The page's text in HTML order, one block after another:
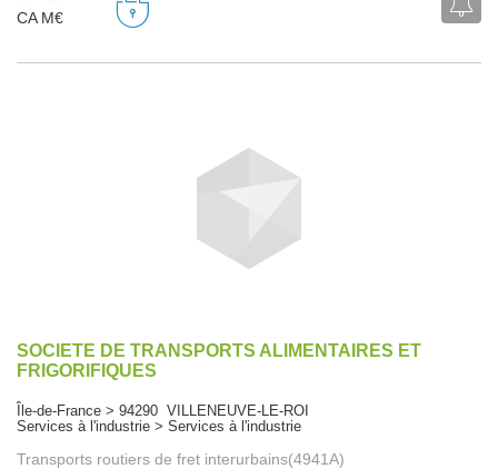
CA M€
SOCIETE DE TRANSPORTS ALIMENTAIRES ET
FRIGORIFIQUES
Île-de-France > 94290 VILLENEUVE-LE-ROI
Services à l'industrie > Services à l'industrie
Transports routiers de fret interurbains(4941A)